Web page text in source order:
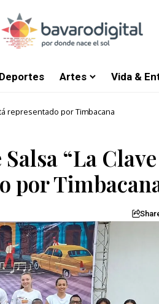
Deportes Artes Vida &
representado por Timbacana
“La Clave
por